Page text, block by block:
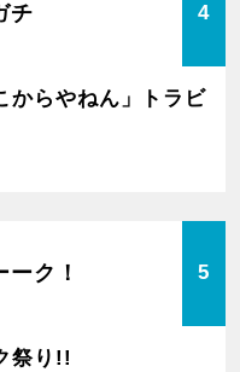
チ 4
からやねん」トラビ
ーク！ 5
祭り!!